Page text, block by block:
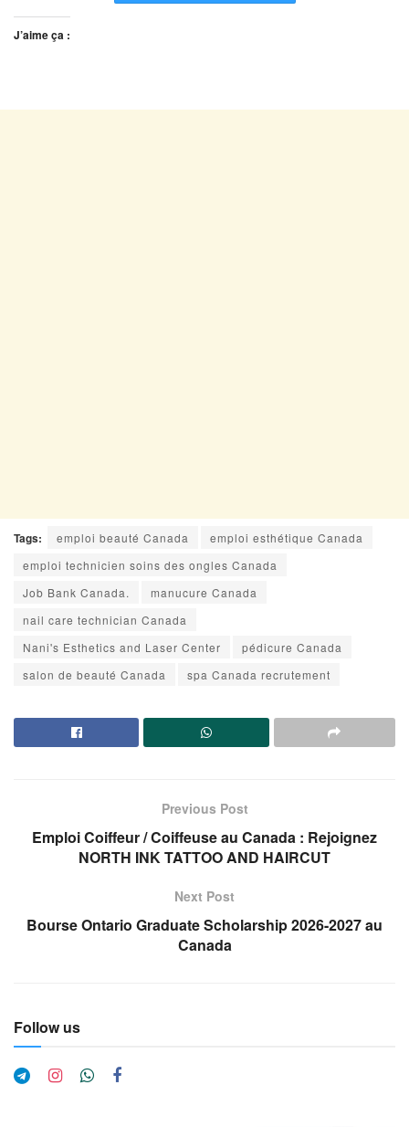
J’aime ça :
Tags: emploi beauté Canada
emploi esthétique Canada
emploi technicien soins des ongles Canada
Job Bank Canada.
manucure Canada
nail care technician Canada
Nani's Esthetics and Laser Center
pédicure Canada
salon de beauté Canada
spa Canada recrutement
Previous Post
Emploi Coiffeur / Coiffeuse au Canada : Rejoignez
NORTH INK TATTOO AND HAIRCUT
Next Post
Bourse Ontario Graduate Scholarship 2026-2027 au
Canada
Follow us